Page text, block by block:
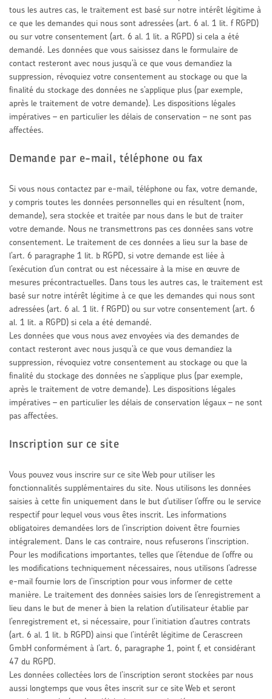
tous les autres cas, le traitement est basé sur notre intérêt légitime à
ce que les demandes qui nous sont adressées (art. 6 al. 1 lit. f RGPD)
ou sur votre consentement (art. 6 al. 1 lit. a RGPD) si cela a été
demandé. Les données que vous saisissez dans le formulaire de
contact resteront avec nous jusqu’à ce que vous demandiez la
suppression, révoquiez votre consentement au stockage ou que la
finalité du stockage des données ne s’applique plus (par exemple,
après le traitement de votre demande). Les dispositions légales
impératives – en particulier les délais de conservation – ne sont pas
affectées.
Demande par e-mail, téléphone ou fax
Si vous nous contactez par e-mail, téléphone ou fax, votre demande,
y compris toutes les données personnelles qui en résultent (nom,
demande), sera stockée et traitée par nous dans le but de traiter
votre demande. Nous ne transmettrons pas ces données sans votre
consentement. Le traitement de ces données a lieu sur la base de
l’art. 6 paragraphe 1 lit. b RGPD, si votre demande est liée à
l’exécution d’un contrat ou est nécessaire à la mise en œuvre de
mesures précontractuelles. Dans tous les autres cas, le traitement est
basé sur notre intérêt légitime à ce que les demandes qui nous sont
adressées (art. 6 al. 1 lit. f RGPD) ou sur votre consentement (art. 6
al. 1 lit. a RGPD) si cela a été demandé.
Les données que vous nous avez envoyées via des demandes de
contact resteront avec nous jusqu’à ce que vous demandiez la
suppression, révoquiez votre consentement au stockage ou que la
finalité du stockage des données ne s’applique plus (par exemple,
après le traitement de votre demande). Les dispositions légales
impératives – en particulier les délais de conservation légaux – ne sont
pas affectées.
Inscription sur ce site
Vous pouvez vous inscrire sur ce site Web pour utiliser les
fonctionnalités supplémentaires du site. Nous utilisons les données
saisies à cette fin uniquement dans le but d’utiliser l’offre ou le service
respectif pour lequel vous vous êtes inscrit. Les informations
obligatoires demandées lors de l’inscription doivent être fournies
intégralement. Dans le cas contraire, nous refuserons l’inscription.
Pour les modifications importantes, telles que l’étendue de l’offre ou
les modifications techniquement nécessaires, nous utilisons l’adresse
e-mail fournie lors de l’inscription pour vous informer de cette
manière. Le traitement des données saisies lors de l’enregistrement a
lieu dans le but de mener à bien la relation d’utilisateur établie par
l’enregistrement et, si nécessaire, pour l’initiation d’autres contrats
(art. 6 al. 1 lit. b RGPD) ainsi que l’intérêt légitime de Cerascreen
GmbH conformément à l’art. 6, paragraphe 1, point f, et considérant
47 du RGPD.
Les données collectées lors de l’inscription seront stockées par nous
aussi longtemps que vous êtes inscrit sur ce site Web et seront